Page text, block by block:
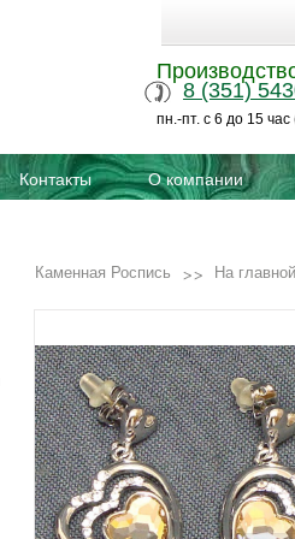
8 (351)
пн.-пт. с 6 до 15
Контакты О компании
Каменная Роспись На главной